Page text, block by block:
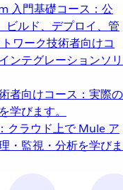
入門基礎コース：公
ビルド、デプロイ、管
ワーク技術者向けコ
ンテグレーションソリ
者向けコース：実際の
学びます。
クラウド上で Mule ア
・監視・分析を学びま